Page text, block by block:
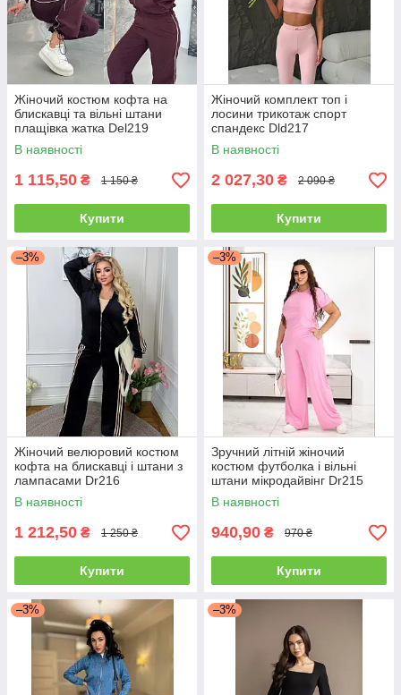
Жіночий костюм кофта на
блискавці та вільні штани
плащівка жатка Del219
В наявності
1 115,50 ₴ 1 150 ₴
Купити
Жіночий комплект топ і
лосини трикотаж спорт
спандекс Dld217
В наявності
2 027,30 ₴ 2 090 ₴
Купити
–3%
Жіночий велюровий костюм
кофта на блискавці і штани з
лампасами Dr216
В наявності
1 212,50 ₴ 1 250 ₴
Купити
–3%
Зручний літній жіночий
костюм футболка і вільні
штани мікродайвінг Dr215
В наявності
940,90 ₴ 970 ₴
Купити
–3% –3%